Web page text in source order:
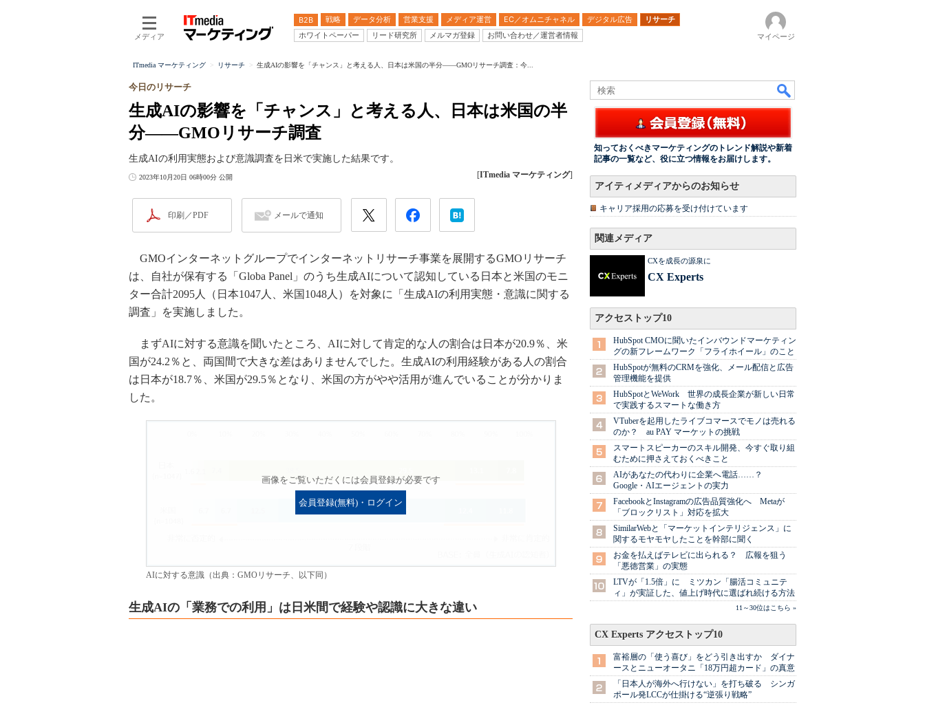
メディア
B2B 戦略 データ分析 営業支援 メディア運営 EC／オムニチャネル デジタル広告
リサーチ
ホワイトペーパー
リード研究所 メルマガ登録 お問い合わせ／運営者情報 マイページ
ITmedia マーケティング リサーチ 生成AIの影響を「チャンス」と考える人、日本は米国の半分――GMOリサーチ調査：今...
生成AIの影響を「チャンス」と考える人、日本は米国の半
分――GMOリサーチ調査
今日のリサーチ
生成AIの利用実態および意識調査を日米で実施した結果です。
2023年10月20日 06時00分 公開 [ITmedia マーケティング]
印刷／PDF メールで通知
GMOインターネットグループでインターネットリサーチ事業を展開するGMOリサーチ
は、自社が保有する「Globa Panel」のうち生成AIについて認知している日本と米国のモニ
ター合計2095人（日本1047人、米国1048人）を対象に「生成AIの利用実態・意識に関する
調査」を実施しました。
まずAIに対する意識を聞いたところ、AIに対して肯定的な人の割合は日本が20.9％、米
国が24.2％と、両国間で大きな差はありませんでした。生成AIの利用経験がある人の割合
は日本が18.7％、米国が29.5％となり、米国の方がやや活用が進んでいることが分かりま
した。
画像をご覧いただくには会員登録が必要です
会員登録(無料)・ログイン
AIに対する意識（出典：GMOリサーチ、以下同）
生成AIの「業務での利用」は日米間で経験や認識に大きな違い
知っておくべきマーケティングのトレンド解説や新着
記事の一覧など、役に立つ情報をお届けします。
アイティメディアからのお知らせ
キャリア採用の応募を受け付けています
関連メディア
CXを成長の源泉に
CX Experts
アクセストップ10
HubSpot CMOに聞いたインバウンドマーケティン
グの新フレームワーク「フライホイール」のこと
HubSpotが無料のCRMを強化、メール配信と広告
管理機能を提供
HubSpotとWeWork 世界の成長企業が新しい日常
で実践するスマートな働き方
VTuberを起用したライブコマースでモノは売れる
のか？ au PAY マーケットの挑戦
スマートスピーカーのスキル開発、今すぐ取り組
むために押さえておくべきこと
AIがあなたの代わりに企業へ電話……？
Google・AIエージェントの実力
FacebookとInstagramの広告品質強化へ Metaが
「ブロックリスト」対応を拡大
SimilarWebと「マーケットインテリジェンス」に
関するモヤモヤしたことを幹部に聞く
お金を払えばテレビに出られる？ 広報を狙う
「悪徳営業」の実態
LTVが「1.5倍」に ミツカン「腸活コミュニテ
ィ」が実証した、値上げ時代に選ばれ続ける方法
11～30位はこちら »
CX Experts アクセストップ10
富裕層の「使う喜び」をどう引き出すか ダイナ
ースとニューオータニ「18万円超カード」の真意
「日本人が海外へ行けない」を打ち破る シンガ
ポール発LCCが仕掛ける“逆張り戦略”